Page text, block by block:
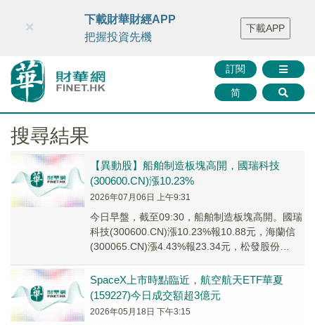
財華智庫網 FINTV FINMETA 財華證券 媒體矩陣
智庫沙龍
聯絡我們
訂閱
简
×
下載財華財經APP
把握投資先機
下載APP
搜尋結果
【異動股】船舶制造板塊高開，國瑞科技
(300600.CN)漲10.23%
2026年07月06日 上午9:31
今日早盤，截至09:30，船舶制造板塊高開。國瑞
科技(300600.CN)漲10.23%報10.88元，海蘭信
(300065.CN)漲4.43%報23.34元，松發股份
SpaceX上市時點臨近，航空航天ETF華夏
(159227)今日成交額超3億元
2026年05月18日 下午3:15